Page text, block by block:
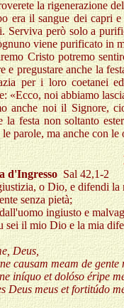
la rigenerazione
era il sangue dei capri
Serviva però solo a
viene purificato in
Cristo potremo
e pregustare anche la
per i loro coetanei
«Ecco, noi abbiamo
anche noi il Signore,
la festa non soltanto
parole, ma anche con le
d'IngressoSal 42,1-2
o Dio, e difendi la
senza pietà;
ingiusto e
sei il mio Dio e la mia
Deus,
causam meam de gente
iníquo et dolóso éripe
Deus meus et fortitúdo